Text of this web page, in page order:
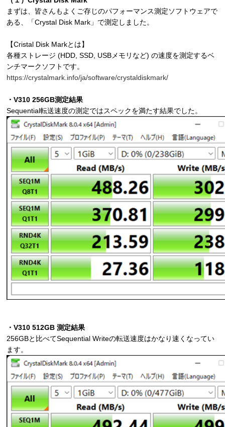
まずは、皆さんもよくご存じのパフォーマンス測定ソフトウェアで
ある、「Crystal Disk Mark」で測定しました。
【Cristal Disk Markとは】
各種ストレージ (HDD, SSD, USBメモリなど) の速度を測定するベ
ンチマークソフトです。
https://crystalmark.info/ja/software/crystaldiskmark/
・V310 256GB測定結果
Sequential転送速度の測定ではスペックを満たす結果でした。
・V310 512GB 測定結果
256GBと比べてSequential Writeの転送速度はかなり速くなってい
ます。